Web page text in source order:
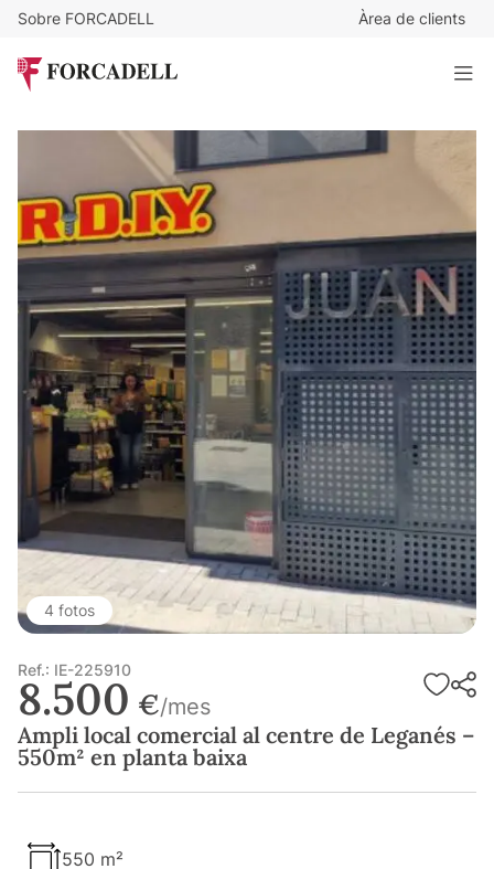
Sobre FORCADELL Àrea de clients
Ampli local comercial al centre de Leganés – 550m² en
planta baixa
4 fotos
Ref.: IE-225910
8.500 €/mes
Ampli local comercial al centre de Leganés –
550m² en planta baixa
550 m²